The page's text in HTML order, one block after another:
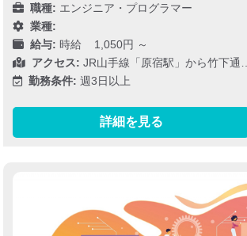
職種: エンジニア・プログラマー
業種:
給与: 時給 1,050円 ～
アクセス: JR山手線「原宿駅」から竹下通…
勤務条件: 週3日以上
詳細を見る